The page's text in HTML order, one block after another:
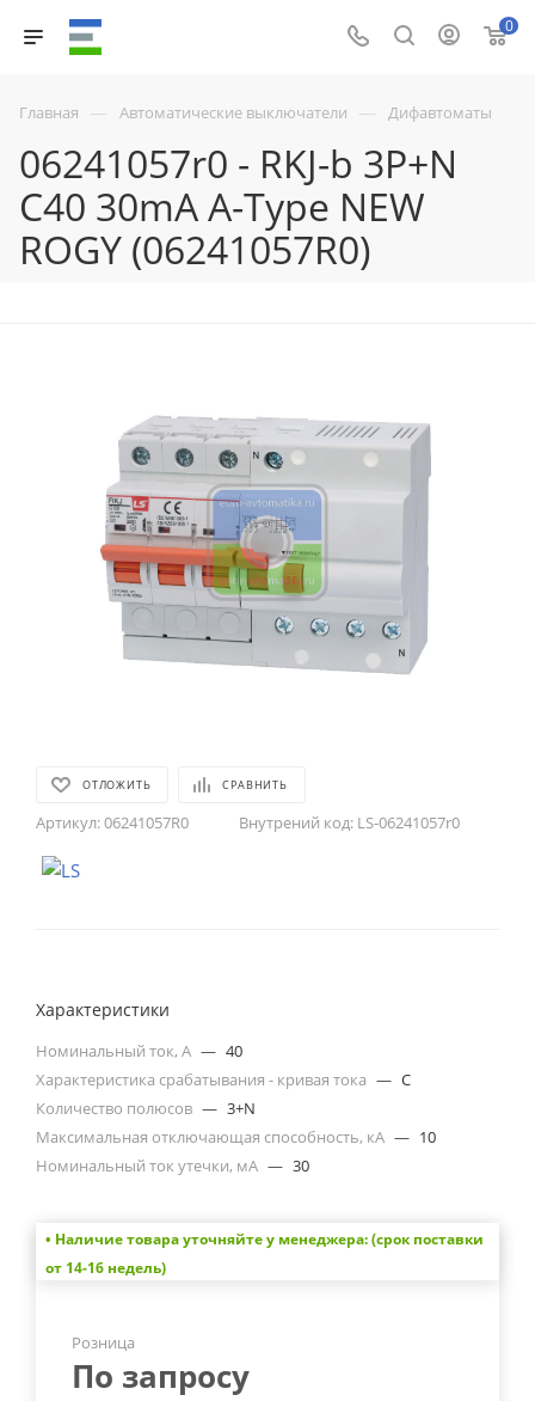
0
Главная — Автоматические выключатели — Дифавтоматы
06241057r0 - RKJ-b 3P+N
C40 30mA A-Type NEW
ROGY (06241057R0)
ОТЛОЖИТЬ СРАВНИТЬ
Артикул:06241057R0 Внутрений код: LS-06241057r0
Характеристики
Номинальный ток, А — 40
Характеристика срабатывания - кривая тока — C
Количество полюсов — 3+N
Максимальная отключающая способность, кА — 10
Номинальный ток утечки, мА — 30
• Наличие товара уточняйте у менеджера: (срок поставки
от 14-16 недель)
Розница
По запросу